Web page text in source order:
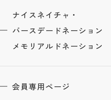
ナイスネイチャ・
バースデードネーション
メモリアルドネーション
会員専用ページ